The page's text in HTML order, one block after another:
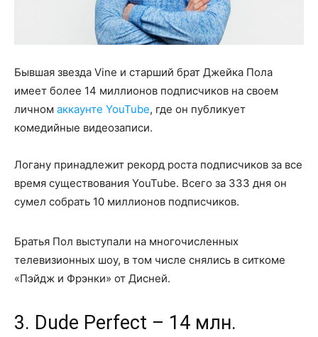
Бывшая звезда Vine и старший брат Джейка Пола
имеет более 14 миллионов подписчиков на своем
личном аккаунте YouTube, где он публикует
комедийные видеозаписи.
Логану принадлежит рекорд роста подписчиков за все
время существования YouTube. Всего за 333 дня он
сумел собрать 10 миллионов подписчиков.
Братья Пол выступали на многочисленных
телевизионных шоу, в том числе снялись в ситкоме
«Пэйдж и Фрэнки» от Дисней.
3. Dude Perfect – 14 млн.